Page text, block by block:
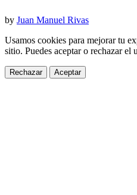
by Juan Manuel Rivas
Usamos cookies para mejorar tu
sitio. Puedes aceptar o rechazar el
Rechazar Aceptar